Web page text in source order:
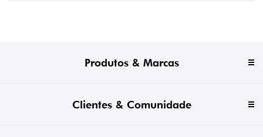
Produtos & Marcas
Clientes & Comunidade